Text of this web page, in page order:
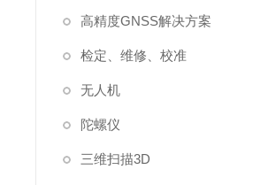
高精度GNSS解决方案
检定、维修、校准
无人机
陀螺仪
三维扫描3D